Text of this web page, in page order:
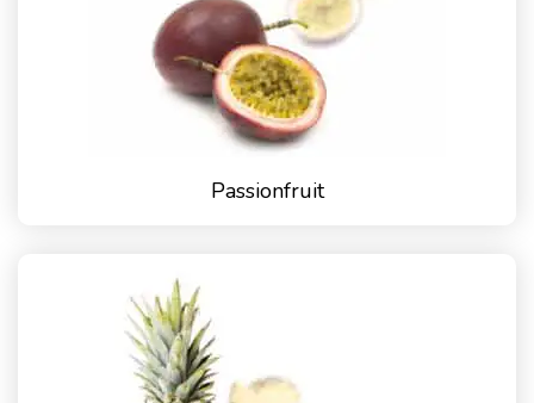
Passionfruit